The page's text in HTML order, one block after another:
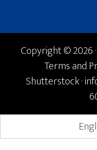
Copyright © 2026
Terms and
Shutterstock ·